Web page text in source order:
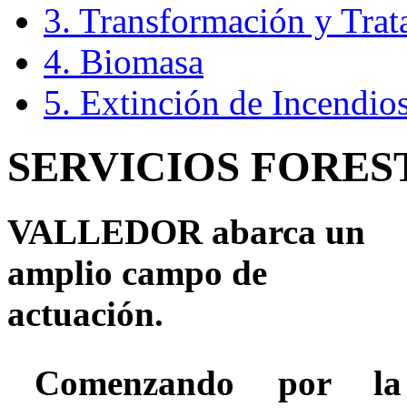
3. Transformación y
4. Biomasa
5. Extinción de
SERVICIOS
VALLEDORabarca un
amplio campo de
actuación.
Comenzando por la